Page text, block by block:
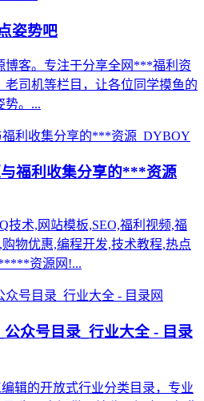
姿势吧
博客。专注于分享全网***福利资
司机等栏目，让各位同学摸鱼的
势。...
福利收集分享的***资源
术,网站模板,SEO,福利视频,福
物优惠,编程开发,技术教程,热点
资源网!...
众号目录_行业大全 - 目录
辑的开放式行业分类目录，专业